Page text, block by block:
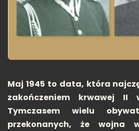
Maj 1945 to data, która
zakończeniem krwawej II
Tymczasem wielu
przekonanych, że wojna